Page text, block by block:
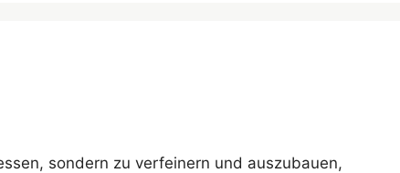
sondern zu verfeinern und auszubauen,